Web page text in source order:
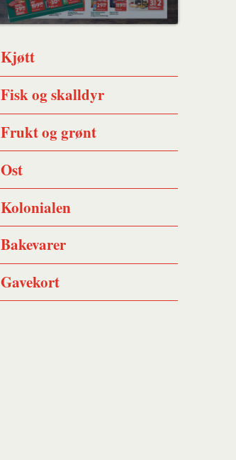
Kjøtt
Fisk og skalldyr
Frukt og grønt
Ost
Kolonialen
Bakevarer
Gavekort